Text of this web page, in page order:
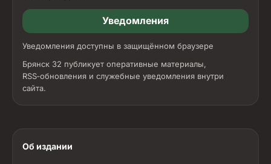
Уведомления
Уведомления доступны в защищённом браузере
Брянск 32 публикует оперативные материалы,
RSS‑обновления и служебные уведомления внутри
сайта.
Об издании